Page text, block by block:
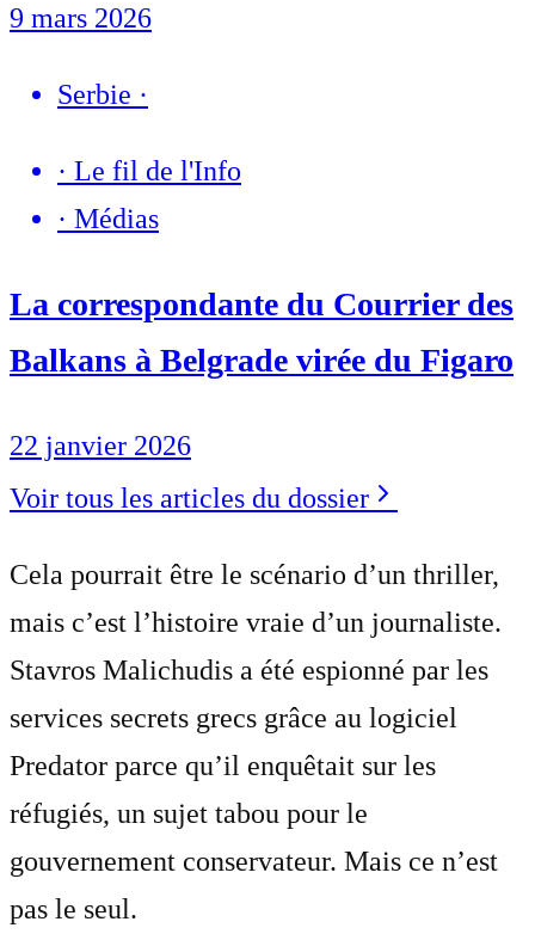
9 mars 2026
Serbie ·
· Le fil de l'Info
· Médias
La correspondante du Courrier des
Balkans à Belgrade virée du Figaro
22 janvier 2026
Voir tous les articles du dossier
Cela pourrait être le scénario d’un thriller,
mais c’est l’histoire vraie d’un journaliste.
Stavros Malichudis a été espionné par les
services secrets grecs grâce au logiciel
Predator parce qu’il enquêtait sur les
réfugiés, un sujet tabou pour le
gouvernement conservateur. Mais ce n’est
pas le seul.